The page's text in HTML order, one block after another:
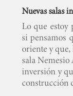
Nuevas salas
Lo que estoy
si pensamos
oriente y
sala
inversión y
construcción